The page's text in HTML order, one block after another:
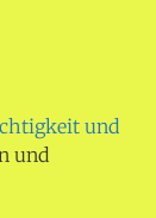
und
und